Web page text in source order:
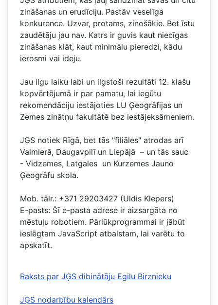
zināšanas un erudīciju. Pastāv veselīga
konkurence. Uzvar, protams, zinošākie. Bet īstu
zaudētāju jau nav. Katrs ir guvis kaut niecīgas
zināšanas klāt, kaut minimālu pieredzi, kādu
ierosmi vai ideju.
Jau ilgu laiku labi un ilgstoši rezultāti 12. klašu
kopvērtējumā ir par pamatu, lai iegūtu
rekomendāciju iestājoties LU Ģeogrāfijas un
Zemes zinātņu fakultātē bez iestājeksāmeniem.
JĢS notiek Rīgā, bet tās "filiāles" atrodas arī
Valmierā, Daugavpilī un Liepājā – un tās sauc
- Vidzemes, Latgales un Kurzemes Jauno
Ģeogrāfu skola.
Mob. tālr.: +371 29203427 (Uldis Klepers)
E-pasts: Šī e-pasta adrese ir aizsargāta no
mēstuļu robotiem. Pārlūkprogrammai ir jābūt
ieslēgtam JavaScript atbalstam, lai varētu to
apskatīt.
Raksts par JĢS dibinātāju Egilu Birznieku
JĢS nodarbību kalendārs